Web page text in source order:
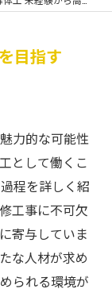
目指す
力的な可能性
として働くこ
程を詳しく紹
工事に不可欠
寄与していま
な人材が求め
られる環境が